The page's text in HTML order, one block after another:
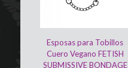
Esposas para Tobillos
Cuero Vegano FETISH
SUBMISSIVE BONDAGE